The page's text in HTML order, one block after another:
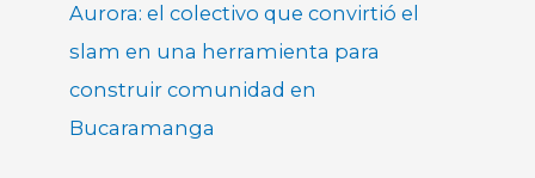
Aurora: el colectivo que convirtió el
slam en una herramienta para
construir comunidad en
Bucaramanga